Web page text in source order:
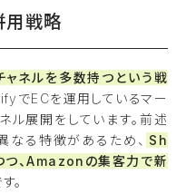
戦略
ャネルを多数持つという戦
でECを運用しているマー
ル展開をしています。前述
る特徴があるため、 Sh
、Amazonの集客力で新
。